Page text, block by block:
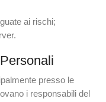
ai rischi;
presso le
i responsabili del